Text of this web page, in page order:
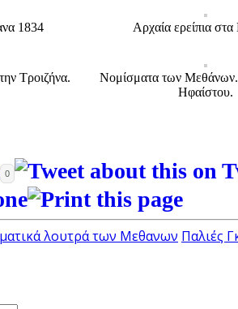
1834 Αρχαία ερείπια
Τροιζήνα.
Νομίσματα των
Ηφαίστου.
0
λουτρά των Μεθανων Παλιές